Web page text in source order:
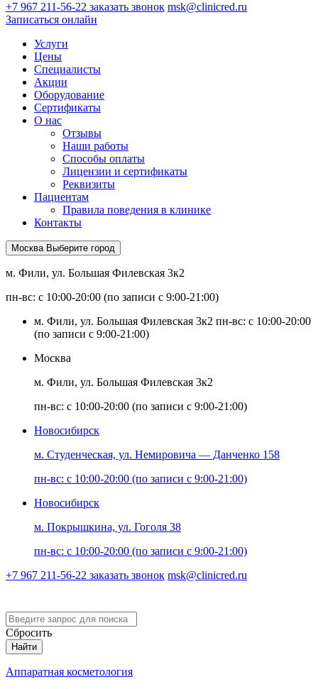
+7 967 211-56-22 заказать звонок msk@clinicred.ru
Записаться онлайн
Услуги
Цены
Специалисты
Акции
Оборудование
Сертификаты
О нас
Отзывы
Наши работы
Способы оплаты
Лицензии и сертификаты
Реквизиты
Пациентам
Правила поведения в клинике
Контакты
Москва Выберите город
м. Фили, ул. Большая Филевская 3к2
пн-вс: с 10:00-20:00 (по записи с 9:00-21:00)
м. Фили, ул. Большая Филевская 3к2 пн-вс: с 10:00-20:00
(по записи с 9:00-21:00)
Москва
м. Фили, ул. Большая Филевская 3к2
пн-вс: с 10:00-20:00 (по записи с 9:00-21:00)
Новосибирск
м. Студенческая, ул. Немировича — Данченко 158
пн-вс: с 10:00-20:00 (по записи с 9:00-21:00)
Новосибирск
м. Покрышкина, ул. Гоголя 38
пн-вс: с 10:00-20:00 (по записи с 9:00-21:00)
+7 967 211-56-22 заказать звонок msk@clinicred.ru
Сбросить
Найти
Аппаратная косметология